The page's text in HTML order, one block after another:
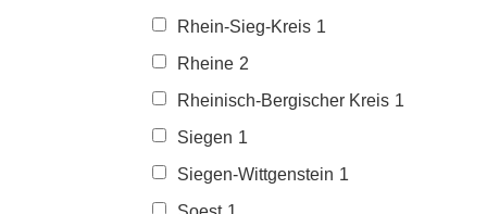
Rhein-Sieg-Kreis 1
Rheine 2
Rheinisch-Bergischer Kreis 1
Siegen 1
Siegen-Wittgenstein 1